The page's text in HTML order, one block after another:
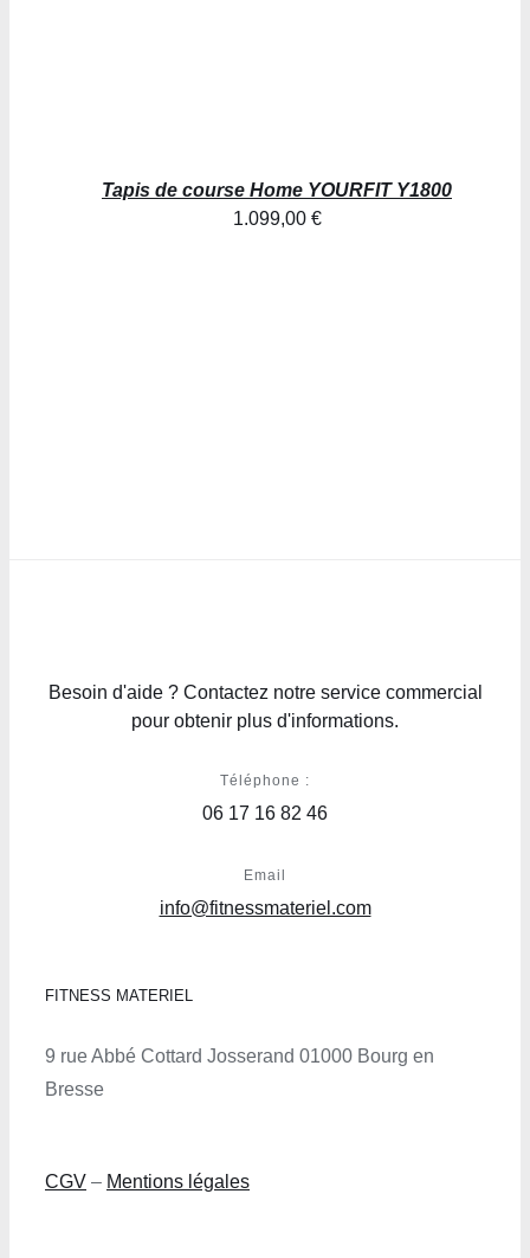
Tapis de course Home YOURFIT Y1800
1.099,00 €
Besoin d'aide ? Contactez notre service commercial
pour obtenir plus d'informations.
Téléphone :
06 17 16 82 46
Email
info@fitnessmateriel.com
FITNESS MATERIEL
9 rue Abbé Cottard Josserand 01000 Bourg en
Bresse
CGV – Mentions légales